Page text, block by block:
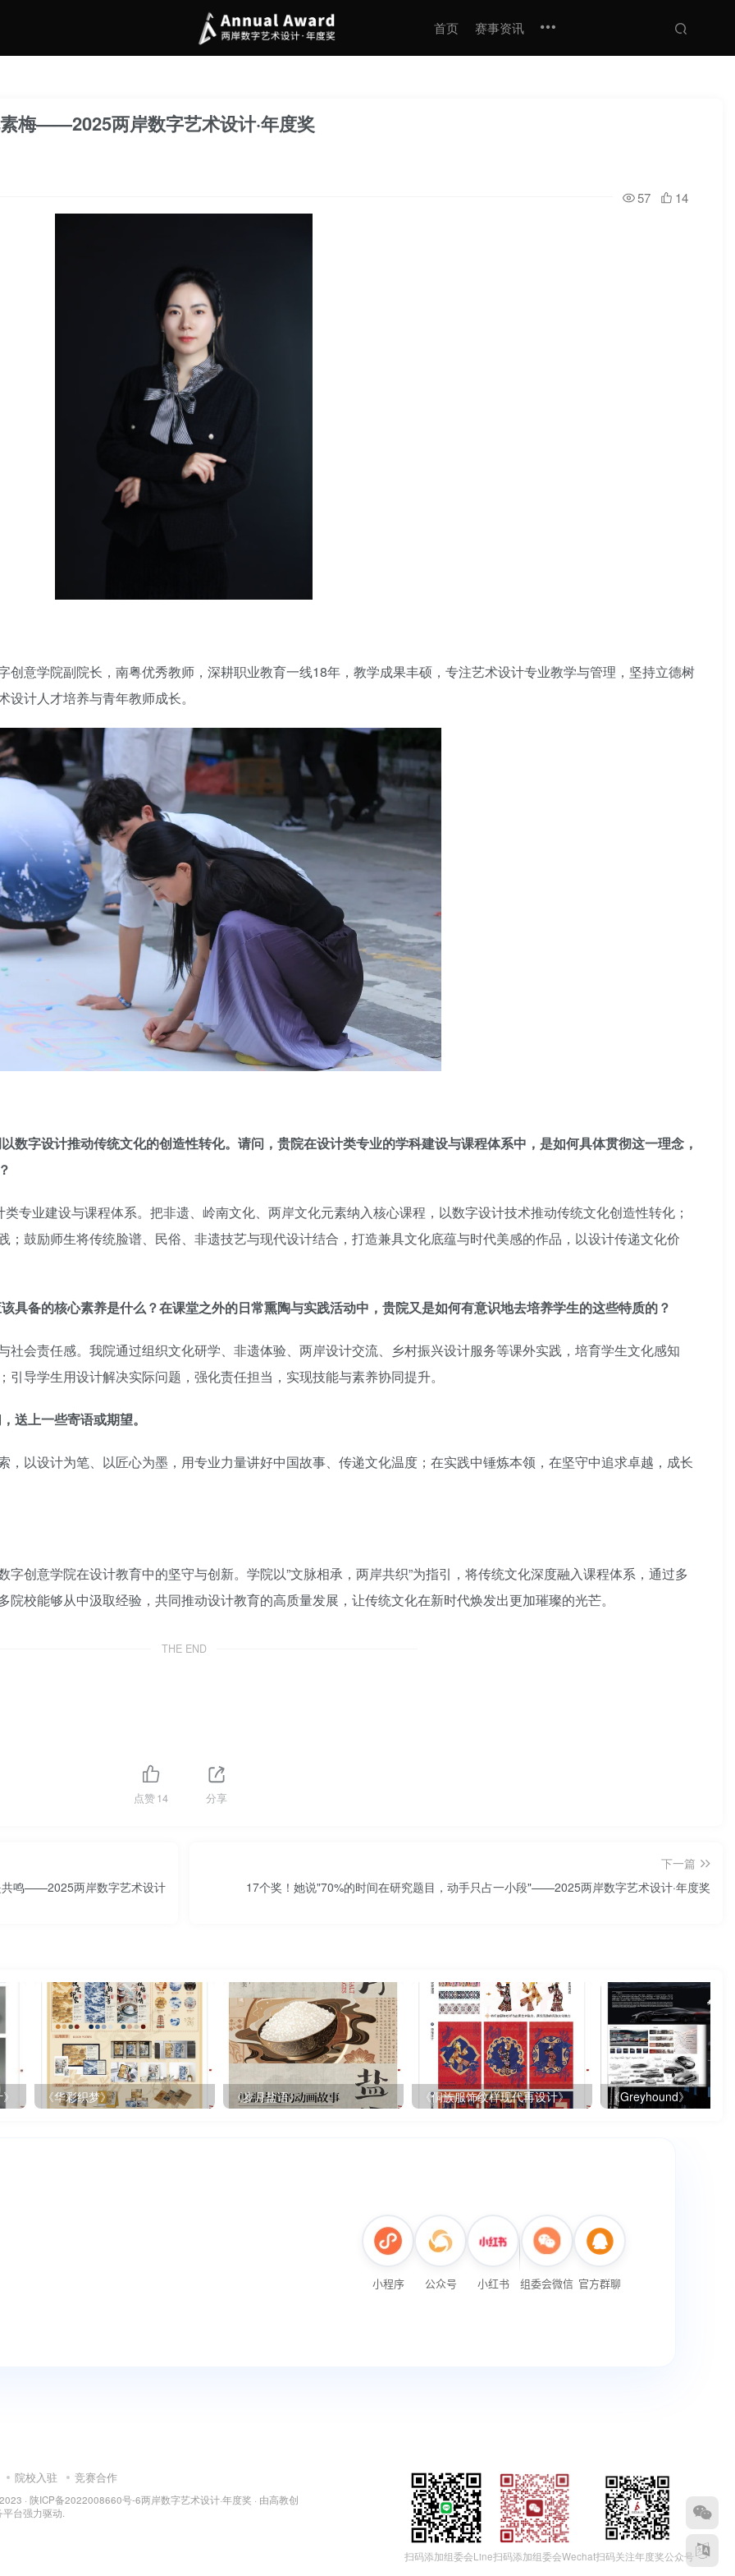
首页 赛事资讯
梅——2025两岸数字艺术设计·年度奖
57 14
创意学院副院长，南粤优秀教师，深耕职业教育一线18年，教学成果丰硕，专注艺术设计专业教学与管理，坚持立德树
计人才培养与青年教师成长。
数字设计推动传统文化的创造性转化。请问，贵院在设计类专业的学科建设与课程体系中，是如何具体贯彻这一理念，
专业建设与课程体系。把非遗、岭南文化、两岸文化元素纳入核心课程，以数字设计技术推动传统文化创造性转化；
鼓励师生将传统脸谱、民俗、非遗技艺与现代设计结合，打造兼具文化底蕴与时代美感的作品，以设计传递文化价
具备的核心素养是什么？在课堂之外的日常熏陶与实践活动中，贵院又是如何有意识地去培养学生的这些特质的？
会责任感。我院通过组织文化研学、非遗体验、两岸设计交流、乡村振兴设计服务等课外实践，培育学生文化感知
导学生用设计解决实际问题，强化责任担当，实现技能与素养协同提升。
送上一些寄语或期望。
以设计为笔、以匠心为墨，用专业力量讲好中国故事、传递文化温度；在实践中锤炼本领，在坚守中追求卓越，成长
创意学院在设计教育中的坚守与创新。学院以”文脉相承，两岸共织”为指引，将传统文化深度融入课程体系，通过多
校能够从中汲取经验，共同推动设计教育的高质量发展，让传统文化在新时代焕发出更加璀璨的光芒。
THE END
点赞14 分享
共鸣——2025两岸数字艺术设计
下一篇
17个奖！她说"70%的时间在研究题目，动手只占一小段"——2025两岸数字艺术设计·年度奖
《华彩织梦》 《岁月盐语》 《侗族服饰纹样现代再设计》 《Greyhound》
院校入驻 竞赛合作
· 陕ICP备2022008660号-6两岸数字艺术设计·年度奖 · 由高教创
平台强力驱动.
扫码添加组委会Line扫码添加组委会Wechat扫码关注年度奖公众号